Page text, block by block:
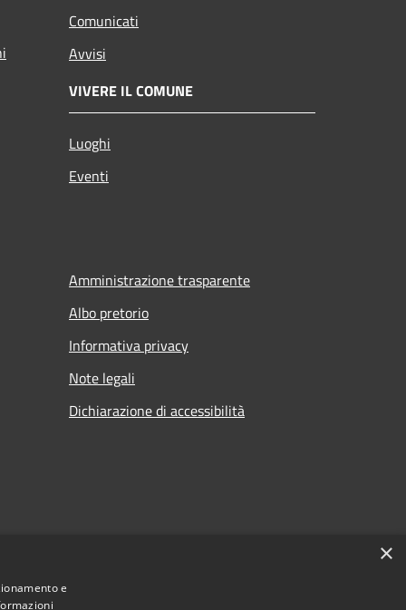
Comunicati
Avvisi
VIVERE IL COMUNE
Luoghi
Eventi
Amministrazione trasparente
Albo pretorio
Informativa privacy
Note legali
Dichiarazione di accessibilità
×
e